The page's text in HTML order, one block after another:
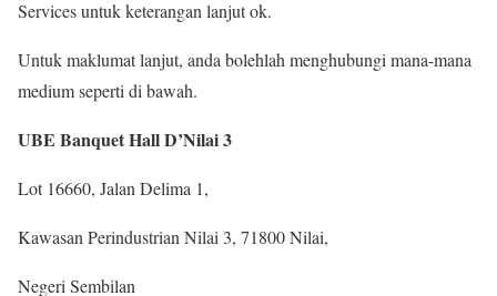
Services untuk keterangan lanjut ok.
Untuk maklumat lanjut, anda bolehlah menghubungi mana-mana
medium seperti di bawah.
UBE Banquet Hall D’Nilai 3
Lot 16660, Jalan Delima 1,
Kawasan Perindustrian Nilai 3, 71800 Nilai,
Negeri Sembilan